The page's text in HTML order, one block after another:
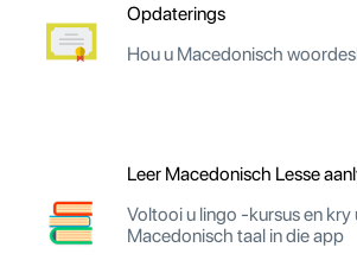
Opdaterings
Hou u Macedonisch
Leer Macedonisch Lesse
Voltooi u lingo -kursus en kry
Macedonisch taal in die app